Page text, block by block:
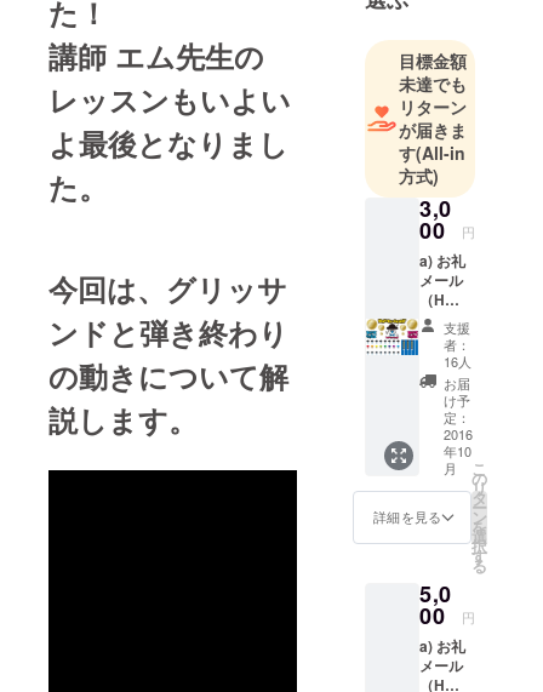
た！
講師 エム先生の
レッスンもいよい
よ最後となりまし
た。
今回は、グリッサ
ンドと弾き終わり
の動きについて解
説します。
UGICHIN（
ウギチン）
の二入が、
ピアノと映
像で世界の
子どもたち
に音楽の楽
しさを伝え
るプロジェ
クトとして
2012年にス
タートさせ
目標金額
未達でも
リターン
が届きま
す(All-in
方式)
3,0
00 円
a) お礼
メール
（H
ZETT M
&
DADYY
のツー
ショッ
ト写真
データ
付き）
b) シー
トス
テッ
カー(A4
サイ
シート)
-=-=-=-
=-=-=-=-
=-=-=-=-
=-=-=-=-
H ZETT
支援
者：
16人
お届
け予
定：
2016
年10
月
詳細を見る
こ
の
リ
タ
ー
ン
を
選
択
す
る
5,0
00 円
a) お礼
メール
（H